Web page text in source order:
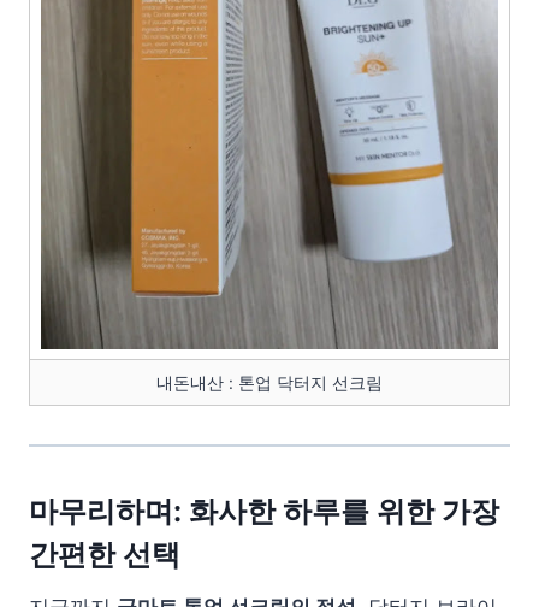
내돈내산 : 톤업 닥터지 선크림
마무리하며: 화사한 하루를 위한 가장
간편한 선택